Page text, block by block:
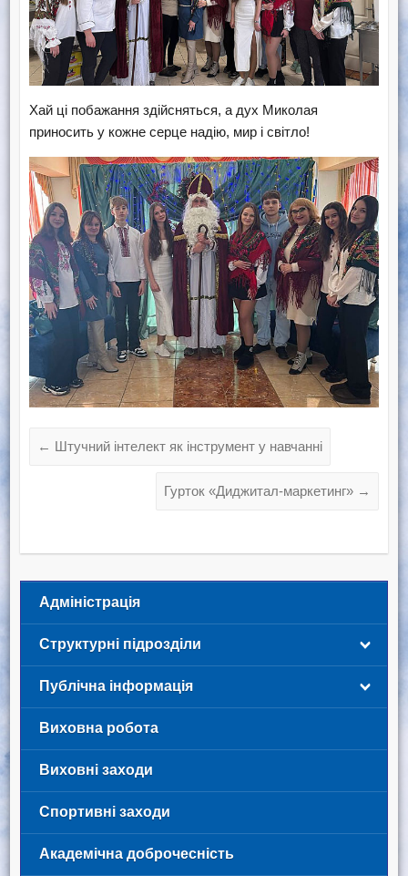
Хай ці побажання здійсняться, а дух Миколая
приносить у кожне серце надію, мир і світло!
← Штучний інтелект як інструмент у навчанні
Гурток «Диджитал-маркетинг» →
Адміністрація
Структурні підрозділи
Публічна інформація
Виховна робота
Виховні заходи
Спортивні заходи
Академічна доброчесність